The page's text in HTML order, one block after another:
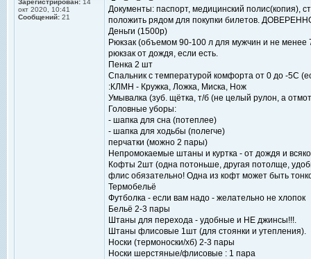
Зарегистрирован: 14
окт 2020, 10:41
Сообщений: 21
Документы: паспорт, медицинский полис(копия),
положить рядом для покупки билетов.
Деньги (1500р)
Рюкзак (объемом 90-100 л для мужчин и не
рюкзак от дождя, если есть.
Пенка 2 шт
Спальник с температурой комфорта от 0 до -5С
:КЛМН - Кружка, Ложка, Миска, Нож
Умывалка (зуб. щётка, т/б (не целый рулон, а
Головные уборы:
- шапка для сна (потеплее)
- шапка для ходьбы (полегче)
перчатки (можно 2 пары)
Непромокаемые штаны и куртка - от дождя и
Кофты 2шт (одна потоньше, другая потолще,
флис обязательно! Одна из кофт может быть
Термобельё
Футболка - если вам надо - желательно не хлопок
Бельё 2-3 пары
Штаны для перехода - удобные и НЕ джинсы!!!.
Штаны флисовые 1шт (для стоянки и утепления).
Носки (термоноски/хб) 2-3 пары
Носки шерстяные/флисовые : 1 пара